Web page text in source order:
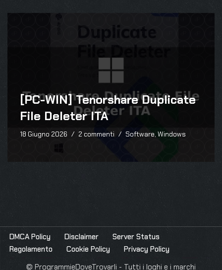
[PC-WIN] Tenorshare Duplicate
File Deleter ITA
18 Giugno 2026 2 commenti Software, Windows
DMCA Policy Disclaimer
Server Status
Regolamento
Cookie Policy
Privacy Policy
© ProgrammieDoveTrovarli - Tutti i loghi e i marchi